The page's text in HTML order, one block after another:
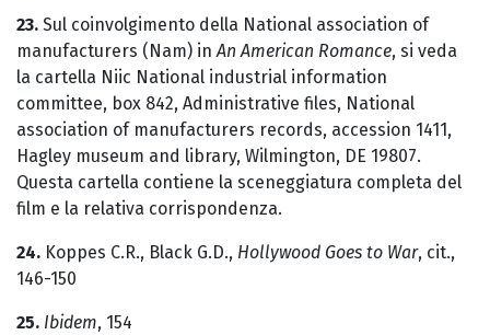
23. Sul coinvolgimento della National association of
manufacturers (Nam) inAn American Romance, si veda
la cartella Niic National industrial information
committee, box 842, Administrative files, National
association of manufacturers records, accession 1411,
Hagley museum and library, Wilmington, DE 19807.
Questa cartella contiene la sceneggiatura completa del
film e la relativa corrispondenza.
24. Koppes C.R., Black G.D., Hollywood Goes to War, cit.,
146-150
25. Ibidem, 154